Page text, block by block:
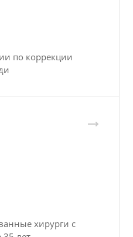
по коррекции
хирурги с